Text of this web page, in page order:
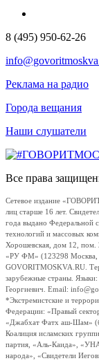
8 (495) 950-62-26
Реклама на радио
Города вещания
Наши слушатели
Все права
Сетевое издание
лиц старше 16 лет.
года выдано Федеральной
технологий и массовых
Хорошевская, дом 12, пом.
«РУ ФМ» (123298 Москва,
GOVORITMOSKVA.RU.
зарубежные страны. Языки:
Георгиевич. Email:
*Экстремистские и
Федерации: «Правый
«Джабхат Фатх аш-Шам»
Коалиция исламских
партия, «Аль-Каида»,
народа», «Свидетели